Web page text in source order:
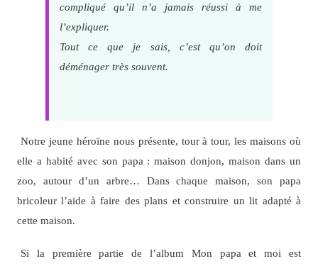
compliqué qu’il n’a jamais réussi à me
l’expliquer.
Tout ce que je sais, c’est qu’on doit
déménager très souvent.
Notre jeune héroïne nous présente, tour à tour, les maisons où
elle a habité avec son papa : maison donjon, maison dans un
zoo, autour d’un arbre… Dans chaque maison, son papa
bricoleur l’aide à faire des plans et construire un lit adapté à
cette maison.
Si la première partie de l’album Mon papa et moi est